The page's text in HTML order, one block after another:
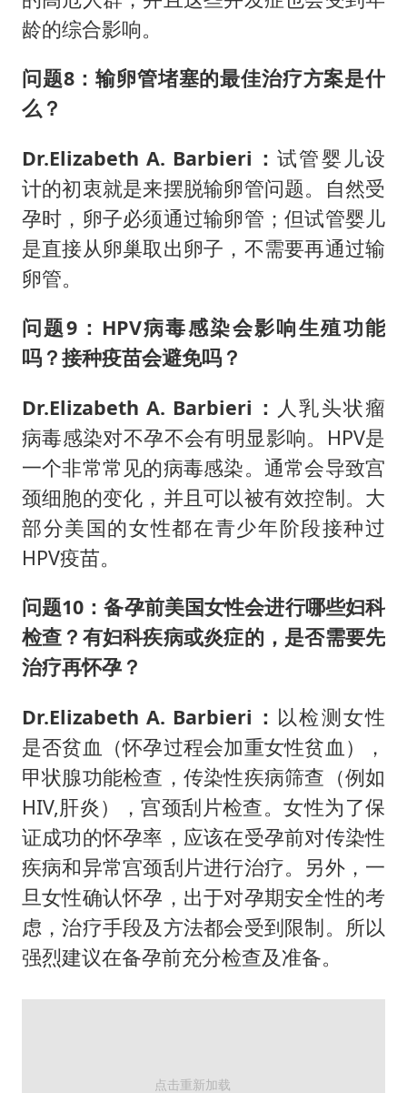
龄的综合影响。
问题8：输卵管堵塞的最佳治疗方案是什
么？
Dr.Elizabeth A. Barbieri： 试管婴儿设
计的初衷就是来摆脱输卵管问题。自然受
孕时，卵子必须通过输卵管；但试管婴儿
是直接从卵巢取出卵子，不需要再通过输
卵管。
问题9： HPV病毒感染会影响生殖功能
吗？接种疫苗会避免吗？
Dr.Elizabeth A. Barbieri： 人乳头状瘤
病毒感染对不孕不会有明显影响。HPV是
一个非常常见的病毒感染。通常会导致宫
颈细胞的变化，并且可以被有效控制。大
部分美国的女性都在青少年阶段接种过
HPV疫苗。
问题10：备孕前美国女性会进行哪些妇科
检查？有妇科疾病或炎症的，是否需要先
治疗再怀孕？
Dr.Elizabeth A. Barbieri： 以检测女性
是否贫血（怀孕过程会加重女性贫血），
甲状腺功能检查，传染性疾病筛查（例如
HIV,肝炎），宫颈刮片检查。女性为了保
证成功的怀孕率，应该在受孕前对传染性
疾病和异常宫颈刮片进行治疗。另外，一
旦女性确认怀孕，出于对孕期安全性的考
虑，治疗手段及方法都会受到限制。所以
强烈建议在备孕前充分检查及准备。